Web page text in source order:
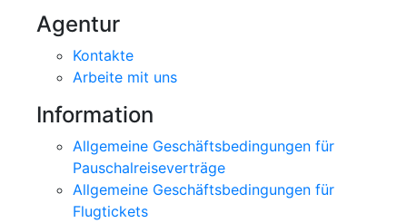
Agentur
Kontakte
Arbeite mit uns
Information
Allgemeine Geschäftsbedingungen für
Pauschalreiseverträge
Allgemeine Geschäftsbedingungen für
Flugtickets